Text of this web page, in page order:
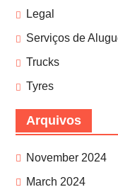
Legal
Serviços de
Trucks
Tyres
Arquivos
November 2024
March 2024